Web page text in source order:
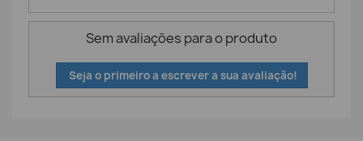
Sem avaliações para o produto
Seja o primeiro a escrever a sua avaliação!